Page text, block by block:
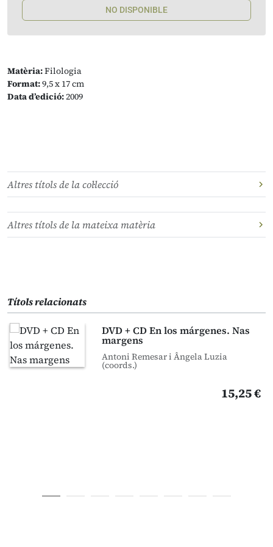
Matèria:Filologia
Format:9,5 x 17 cm
Data d’edició:2009
NO DISPONIBLE
Altres títols de la col·lecció
Altres títols de la mateixa matèria
Títols relacionats
DVD + CD En los márgenes. Nas
margens
Antoni Remesar i Ângela Luzia
(coords.)
15,25 €